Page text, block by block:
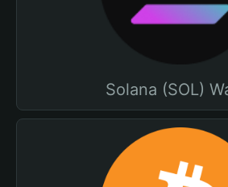
Solana (SOL)